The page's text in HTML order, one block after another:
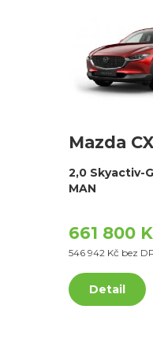
Mazda
2,0 Skyactiv-
MAN
661 800
546 942 Kč bez
Detail